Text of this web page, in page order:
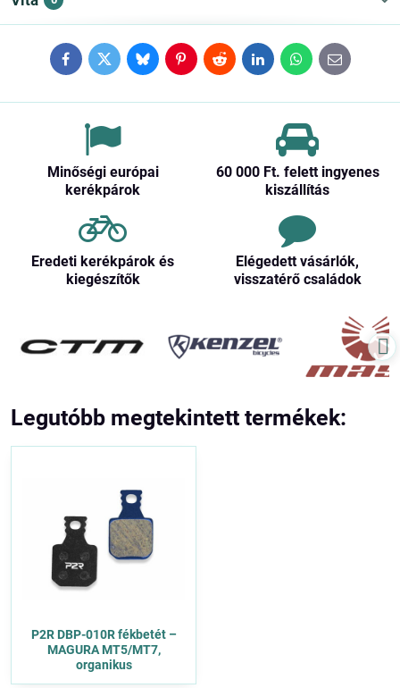
FacebookTwitterBlueskyPinterestRedditLinkedInWhatsApp
E-
mail
Minőségi európai
kerékpárok
60 000 Ft​. felett ingyenes
kiszállítás
Eredeti kerékpárok és
kiegészítők
Elégedett vásárlók,
visszatérő családok
Legutóbb megtekintett termékek:
P2R DBP-010R fékbetét –
MAGURA MT5/MT7,
organikus